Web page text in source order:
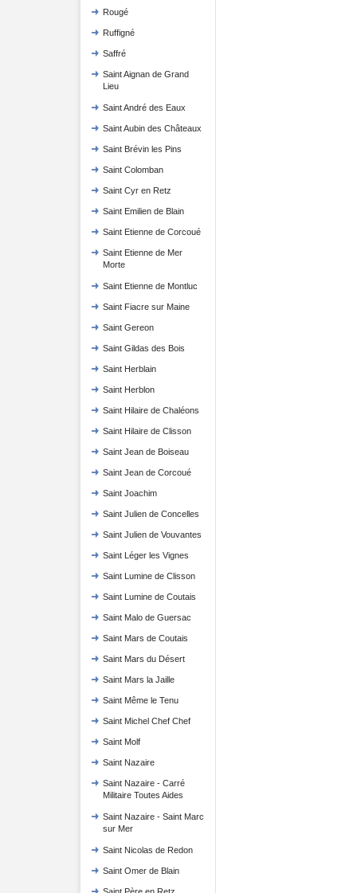
Rougé
Ruffigné
Saffré
Saint Aignan de Grand
Lieu
Saint André des Eaux
Saint Aubin des Châteaux
Saint Brévin les Pins
Saint Colomban
Saint Cyr en Retz
Saint Emilien de Blain
Saint Etienne de Corcoué
Saint Etienne de Mer
Morte
Saint Etienne de Montluc
Saint Fiacre sur Maine
Saint Gereon
Saint Gildas des Bois
Saint Herblain
Saint Herblon
Saint Hilaire de Chaléons
Saint Hilaire de Clisson
Saint Jean de Boiseau
Saint Jean de Corcoué
Saint Joachim
Saint Julien de Concelles
Saint Julien de Vouvantes
Saint Léger les Vignes
Saint Lumine de Clisson
Saint Lumine de Coutais
Saint Malo de Guersac
Saint Mars de Coutais
Saint Mars du Désert
Saint Mars la Jaille
Saint Même le Tenu
Saint Michel Chef Chef
Saint Molf
Saint Nazaire
Saint Nazaire - Carré
Militaire Toutes Aides
Saint Nazaire - Saint Marc
sur Mer
Saint Nicolas de Redon
Saint Omer de Blain